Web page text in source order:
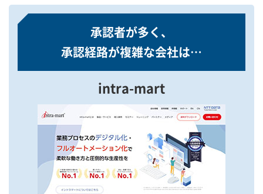
承認者が多く、
承認経路が複雑な会社は…
intra-mart